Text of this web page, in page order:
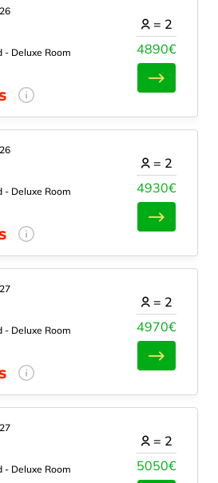
- Deluxe Room
4890€
= 2
- Deluxe Room
4930€
= 2
- Deluxe Room
4970€
= 2
- Deluxe Room
5050€
= 2